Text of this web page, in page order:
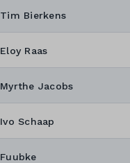
Tim Bierkens
Eloy Raas
Myrthe Jacobs
Ivo Schaap
Fuubke